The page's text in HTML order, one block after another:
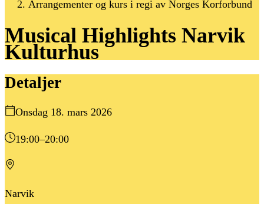
Arrangementer og kurs i regi av Norges Korforbund
Musical Highlights Narvik
Kulturhus
Detaljer
Onsdag 18. mars 2026
19:00–20:00
Narvik